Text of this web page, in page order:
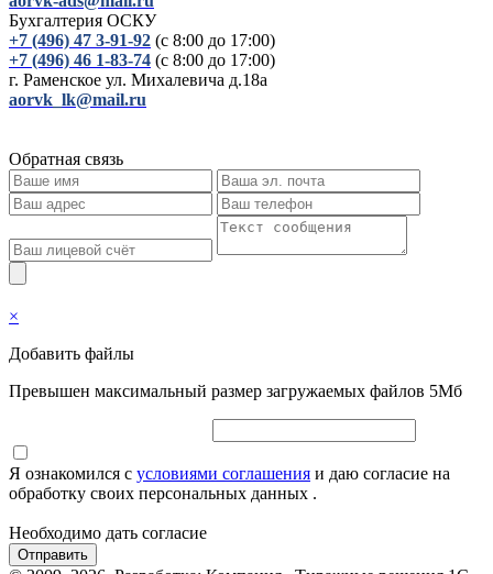
Бухгалтерия ОСКУ
+7 (496) 47 3-91-92 (с 8:00 до 17:00)
+7 (496) 46 1-83-74 (с 8:00 до 17:00)
г. Раменское ул. Михалевича д.18а
aorvk_lk@mail.ru
Обратная связь
×
Добавить файлы
Превышен максимальный размер загружаемых файлов 5Мб
Я ознакомился с условиями соглашения и даю согласие на
обработку своих персональных данных .
Необходимо дать согласие
Отправить